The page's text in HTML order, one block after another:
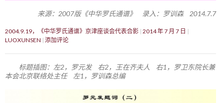
来源：2007版《中华罗氏通谱》 录入：罗训森 2014.7.7
2004.9.19，《中华罗氏通谱》京津座谈会代表合影 2014 年 7 月 7 日
LUOXUNSEN 添加评论
标题插图：左2，罗元发 右2，王在齐夫人 右1，罗卫东院长兼
本会北京联络处主任 左1，罗训森总编